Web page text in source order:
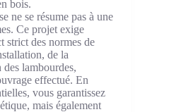
bois.
ne se résume pas à une
Ce projet exige
strict des normes de
de la
lambourdes,
effectué. En
vous garantissez
mais également